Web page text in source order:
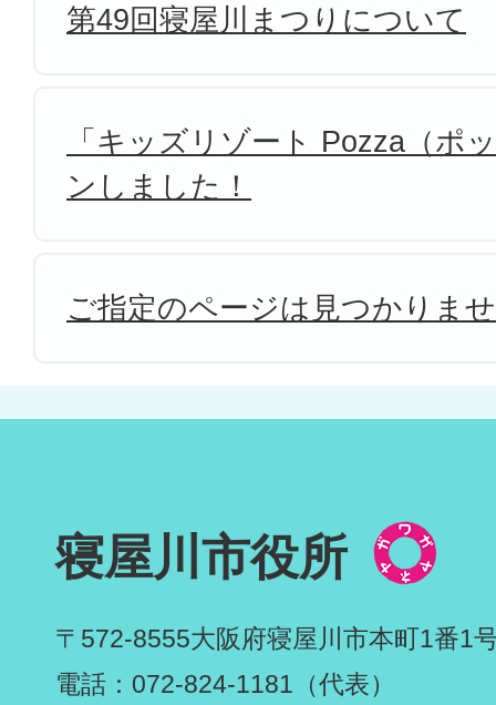
第49回寝屋川まつりについて
「キッズリゾート Pozza（ポ
ンしました！
ご指定のページは見つかりま
寝屋川市役所
〒572-8555大阪府寝屋川市本町1番1
電話：072-824-1181（代表）